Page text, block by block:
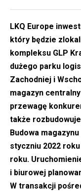
LKQ Europe
który będzie
kompleksu GLP
dużego parku
Zachodniej i
magazyn
przewagę
także
Budowa
styczniu 2022
roku.
i biurowej
W transakcji